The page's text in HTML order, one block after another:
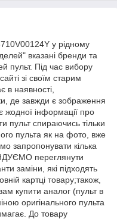
у рідному
вказані бренди та
пульт. Під час вибору
зі своїм старим
в наявності,
де завжди є зображення
жодної інформації про
пульт спираючись тільки
пульта як на фото, вже
запропонувати кілька
переглянути
заміни, які підходять
картці товару;також,
купити аналог (пульт в
оригінального пульта
До товару